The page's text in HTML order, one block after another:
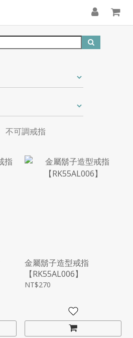
不可調戒指
金屬鬍子造型戒指
【RK55AL006】
NT$270